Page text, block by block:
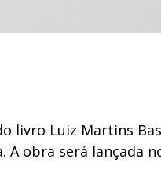
livro Luiz Martins
obra será lançada